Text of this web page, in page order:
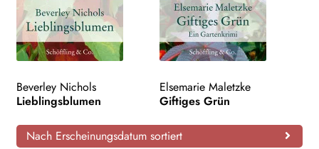
Beverley Nichols
Lieblingsblumen
Elsemarie Maletzke
Giftiges Grün
Nach Erscheinungsdatum sortiert